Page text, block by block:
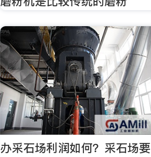
办采石场利润如何？采石场要